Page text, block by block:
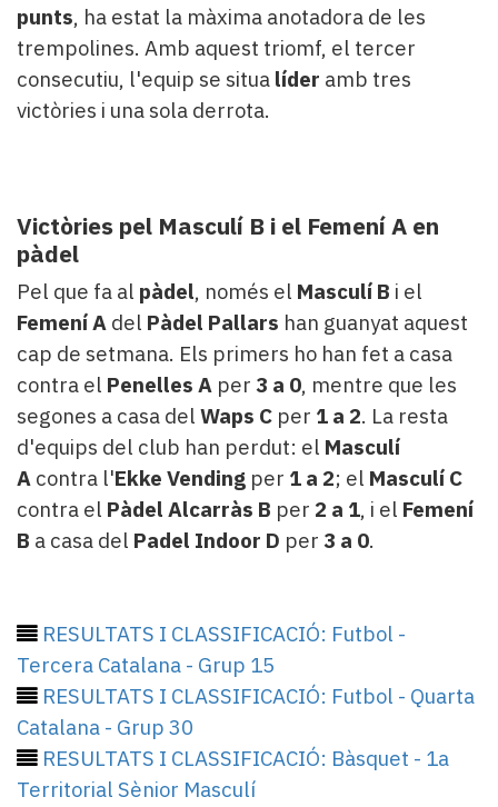
punts, ha estat la màxima anotadora de les
trempolines. Amb aquest triomf, el tercer
consecutiu, l'equip se situa líder amb tres
victòries i una sola derrota.
Victòries pel Masculí B i el Femení A en
pàdel
Pel que fa al pàdel, només el Masculí B i el
Femení A del Pàdel Pallars han guanyat aquest
cap de setmana. Els primers ho han fet a casa
contra el Penelles A per 3 a 0, mentre que les
segones a casa del Waps C per 1 a 2. La resta
d'equips del club han perdut: el Masculí
A contra l'Ekke Vending per 1 a 2; el Masculí C
contra el Pàdel Alcarràs B per 2 a 1, i el Femení
B a casa del Padel Indoor D per 3 a 0.
RESULTATS I CLASSIFICACIÓ: Futbol -
Tercera Catalana - Grup 15
RESULTATS I CLASSIFICACIÓ: Futbol - Quarta
Catalana - Grup 30
RESULTATS I CLASSIFICACIÓ: Bàsquet - 1a
Territorial Sènior Masculí